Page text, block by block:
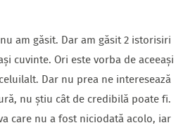
am găsit. Dar am găsit 2 istorisiri
cuvinte. Ori este vorba de aceeași
Dar nu prea ne interesează
nu știu cât de credibilă poate fi.
care nu a fost niciodată acolo, iar